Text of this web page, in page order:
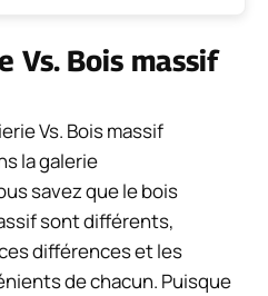
Vs. Bois massif
la galerie
savez que le bois
sont différents,
différences et les
de chacun. Puisque